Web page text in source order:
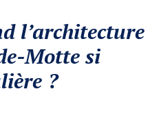
l’architecture
Motte si
?